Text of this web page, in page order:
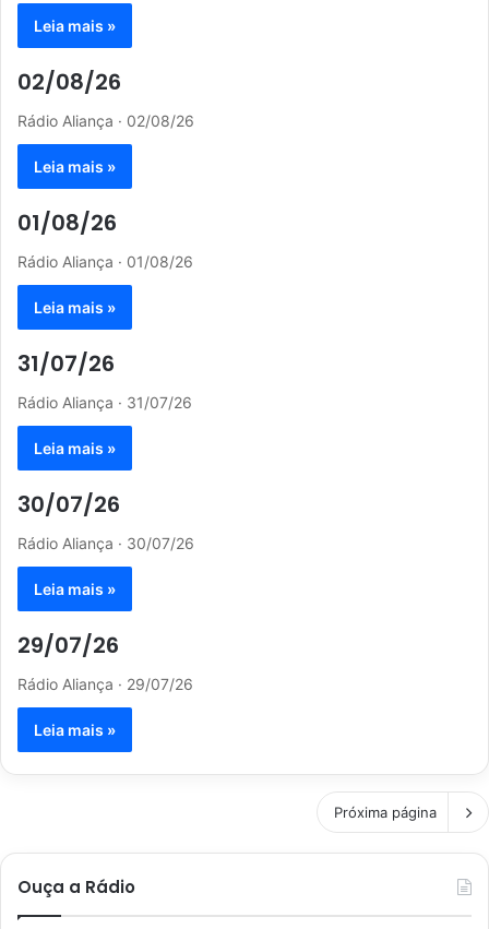
Leia mais »
02/08/26
Rádio Aliança · 02/08/26
Leia mais »
01/08/26
Rádio Aliança · 01/08/26
Leia mais »
31/07/26
Rádio Aliança · 31/07/26
Leia mais »
30/07/26
Rádio Aliança · 30/07/26
Leia mais »
29/07/26
Rádio Aliança · 29/07/26
Leia mais »
Próxima página
Ouça a Rádio